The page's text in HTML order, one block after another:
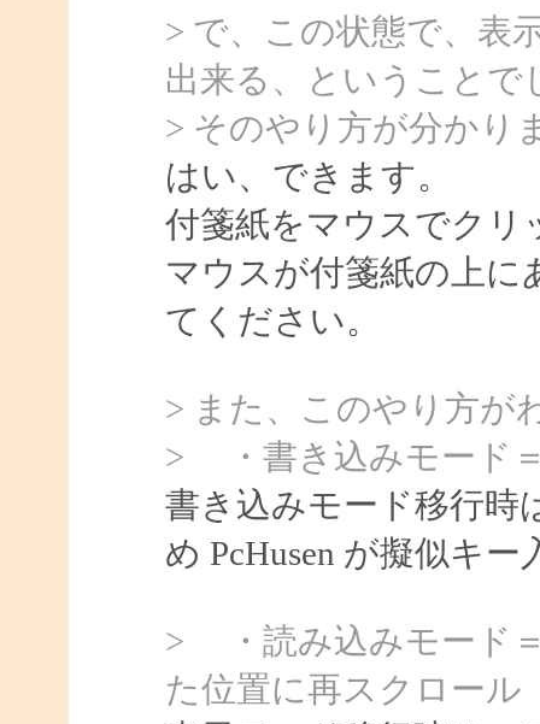
> で、この状態で、表
出来る、ということで
> そのやり方が分かり
はい、できます。
付箋紙をマウスでクリ
マウスが付箋紙の上
てください。
> また、このやり方が
> ・書き込みモード
書き込みモード移行時
め PcHusen が擬似キ
> ・読み込みモード
た位置に再スクロール